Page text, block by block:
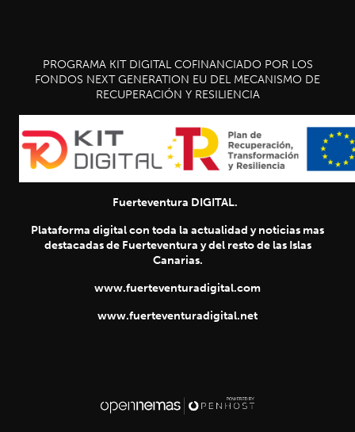
PROGRAMA KIT DIGITAL COFINANCIADO POR LOS
FONDOS NEXT GENERATION EU DEL MECANISMO DE
RECUPERACIÓN Y RESILIENCIA
Fuerteventura DIGITAL.
Plataforma digital con toda la actualidad y noticias mas
destacadas de Fuerteventura y del resto de las Islas
Canarias.
www.fuerteventuradigital.com
www.fuerteventuradigital.net